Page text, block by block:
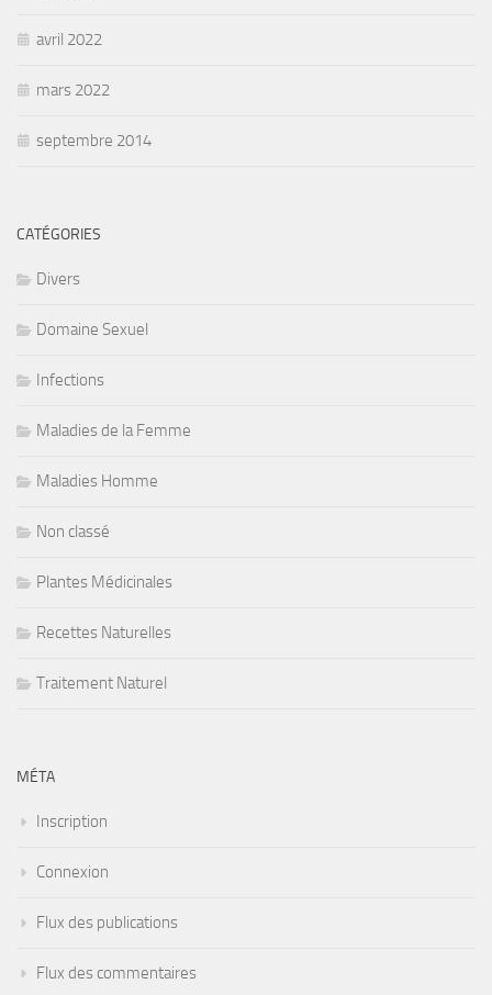
avril 2022
mars 2022
septembre 2014
CATÉGORIES
Divers
Domaine Sexuel
Infections
Maladies de la Femme
Maladies Homme
Non classé
Plantes Médicinales
Recettes Naturelles
Traitement Naturel
MÉTA
Inscription
Connexion
Flux des publications
Flux des commentaires